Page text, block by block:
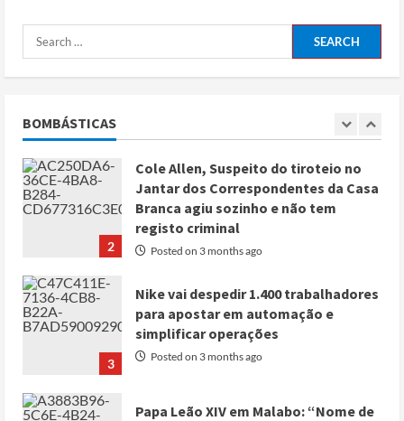
BOMBÁSTICAS
1
2
Cole Allen, Suspeito do tiroteio no
Jantar dos Correspondentes da Casa
Branca agiu sozinho e não tem
registo criminal
Posted on 3 months ago
3
Nike vai despedir 1.400 trabalhadores
para apostar em automação e
simplificar operações
Posted on 3 months ago
Papa Leão XIV em Malabo: “Nome de